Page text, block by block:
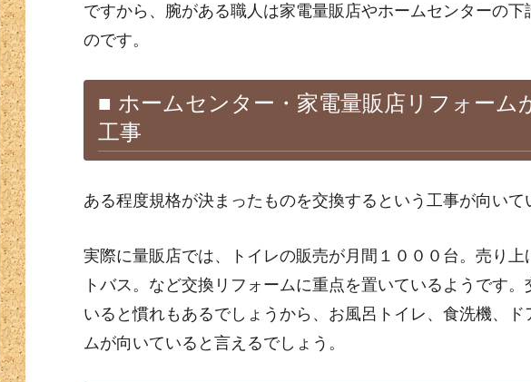
ですから、腕がある職人は家電量販店やホームセンターの
のです。
■ ホームセンター・家電量販店リフォーム
工事
ある程度規格が決まったものを交換するという工事が向いて
実際に量販店では、トイレの販売が月間１０００台。売り上
トバス。など交換リフォームに重点を置いているようです
いると慣れもあるでしょうから、お風呂トイレ、食洗機、
ムが向いていると言えるでしょう。